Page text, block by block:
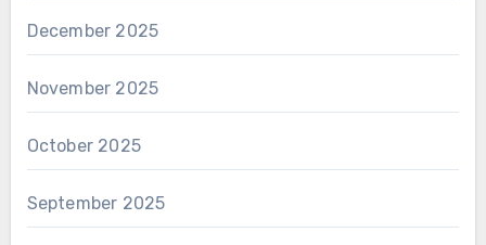
December 2025
November 2025
October 2025
September 2025